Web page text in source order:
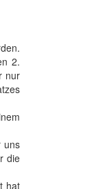
2.
nur
uns
die
hat